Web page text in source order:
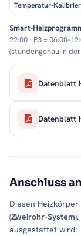
Temperatur-
Smart-
22:00 · P3 =
(stundengenau in
Datenblatt
Datenblatt
Anschluss
Diesen
(Zweirohr-System
ausgestattet wird: